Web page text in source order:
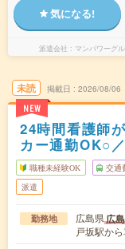
気になる!
派遣会社 マンパワーグ
未読
NEW
掲載日 2026/08/06
24時間看護師
カー通勤OK○
職種未経験OK 交通
派遣
勤務地 広島県広
戸坂駅か